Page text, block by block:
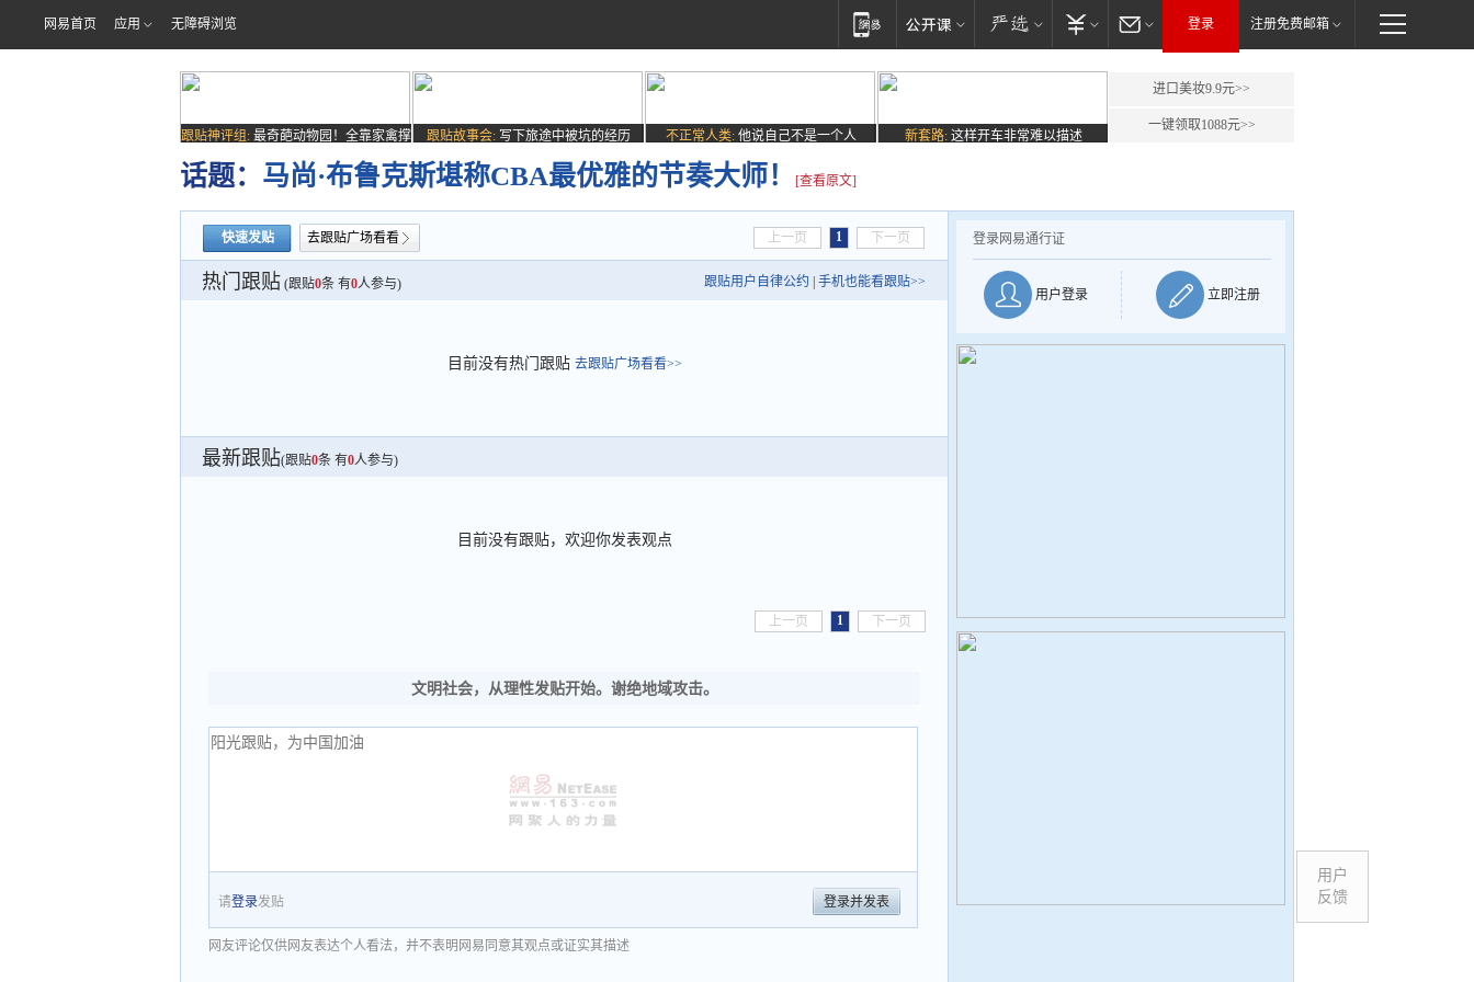
网易首页 应用 无障碍浏览 登录 注册免费邮箱
跟贴神评组: 最奇葩动物园！全靠家禽撑
场子
跟贴故事会: 写下旅途中被坑的经历 不正常人类: 他说自己不是一个人 新套路: 这样开车非常难以描述
进口美妆9.9元>>
一键领取1088元>>
话题： 马尚·布鲁克斯堪称CBA最优雅的节奏大师！ [查看原文]
快速发贴 去跟贴广场看看 上一页 1 下一页
热门跟贴 (跟贴0条 有0人参与) 跟贴用户自律公约 手机也能看跟贴>>
目前没有热门跟贴 去跟贴广场看看>>
最新跟贴(跟贴0条 有0人参与)
目前没有跟贴，欢迎你发表观点
上一页 1 下一页
文明社会，从理性发贴开始。谢绝地域攻击。
请登录发贴 登录并发表
网友评论仅供网友表达个人看法，并不表明网易同意其观点或证实其描述
登录网易通行证
用户登录 立即注册
用户
反馈